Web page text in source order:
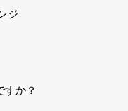
ジ
すか？